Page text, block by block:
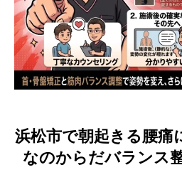
浜松市で朝起きる腰痛
なのからだバランス